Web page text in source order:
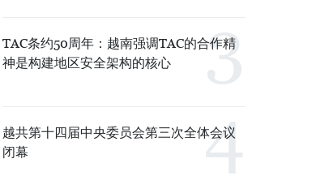
TAC条约50周年：越南强调TAC的合作精
神是构建地区安全架构的核心
越共第十四届中央委员会第三次全体会议
闭幕